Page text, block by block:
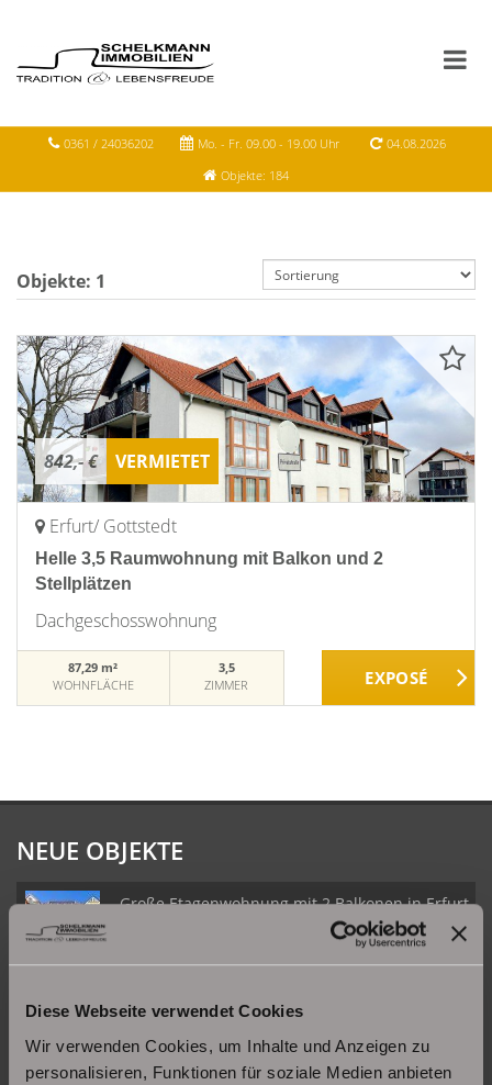
Diese Webseite verwendet Cookies
Wir verwenden Cookies, um Inhalte und Anzeigen zu
personalisieren, Funktionen für soziale Medien anbieten
0361 / 24036202 Mo. - Fr. 09.00 - 19.00 Uhr
04.08.2026
Objekte: 184
Objekte: 1
842,- € VERMIETET
Erfurt/ Gottstedt
Helle 3,5 Raumwohnung mit Balkon und 2
Stellplätzen
Dachgeschosswohnung
87,29 m²
WOHNFLÄCHE
3,5
ZIMMER
NEUE OBJEKTE
Große Etagenwohnung mit 2 Balkonen in Erfurt
Schöne Erdgeschosswohnung mit Balkon in
Erfurt Daberstedt